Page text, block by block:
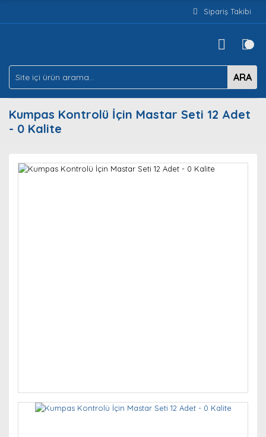
Sipariş Takibi
ARA
Kumpas Kontrolü İçin Mastar Seti 12 Adet
- 0 Kalite